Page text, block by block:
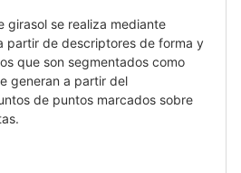
girasol se realiza mediante
partir de descriptores de forma y
que son segmentados como
generan a partir del
de puntos marcados sobre